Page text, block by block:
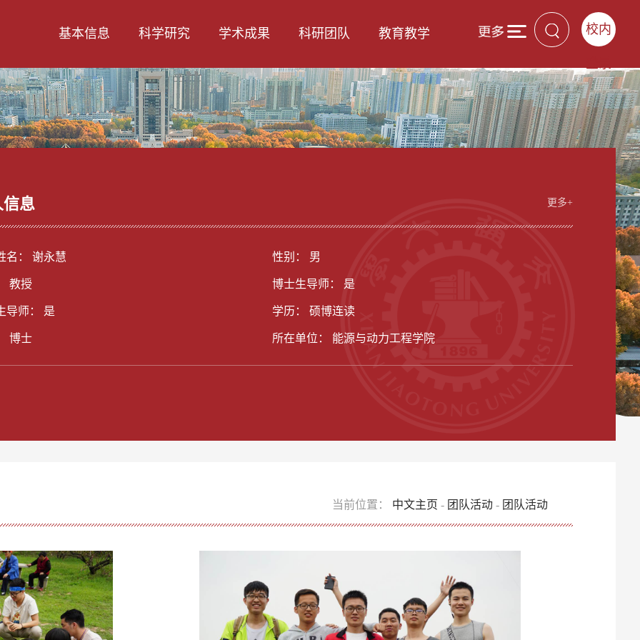
校内
基本信息 科学研究 学术成果 科研团队 教育教学
息 更多+
名： 谢永慧 性别： 男
教授 博士生导师： 是
导师： 是 学历： 硕博连读
博士 所在单位： 能源与动力工程学院
当前位置： 中文主页 - 团队活动 - 团队活动